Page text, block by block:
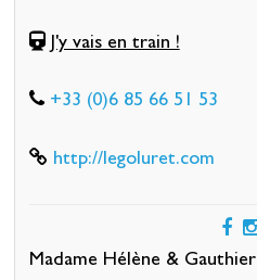
J'y vais en train !
+33 (0)6 85 66 51 53
http://legoluret.com
Madame Hélène & Gauthier